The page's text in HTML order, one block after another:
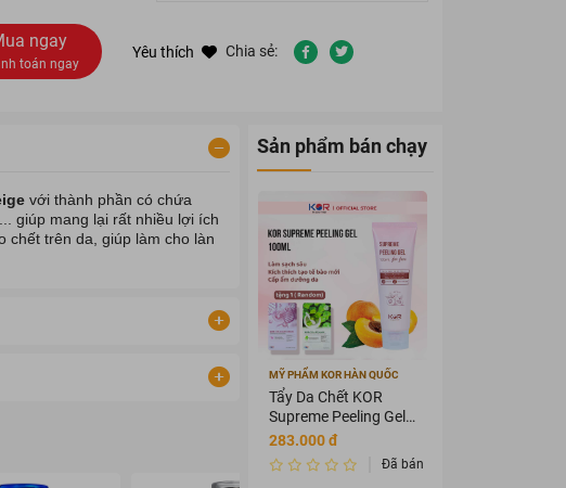
ngay
toán ngay
Yêu thích Chia sẻ:
với thành phần có chứa
giúp mang lại rất nhiều lợi ích
chết trên da, giúp làm cho làn
Sản phẩm bán chạy
MỸ PHẨM KOR HÀN QUỐC
Tẩy Da Chết KOR
Supreme Peeling Gel
100ml
283.000 đ
Đã bán 3589875